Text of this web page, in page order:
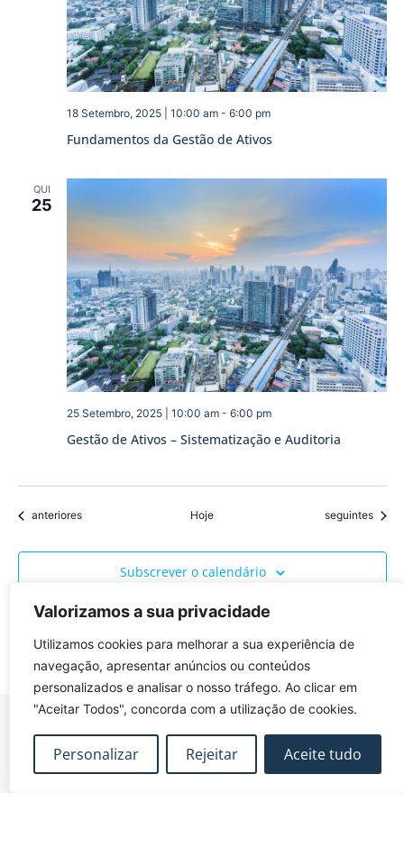
Valorizamos a sua privacidade
Utilizamos cookies para melhorar a sua experiência de
navegação, apresentar anúncios ou conteúdos
personalizados e analisar o nosso tráfego. Ao clicar em
"Aceitar Todos", concorda com a utilização de cookies.
Personalizar Rejeitar Aceite tudo
Fundamentos da Gestão de Ativos
18 Setembro, 2025 | 10:00 am- 6:00 pm
QUI
25
Gestão de Ativos – Sistematização e Auditoria
25 Setembro, 2025 | 10:00 am- 6:00 pm
Eventos
anteriores Hoje Eventos
seguintes
Subscrever o calendário